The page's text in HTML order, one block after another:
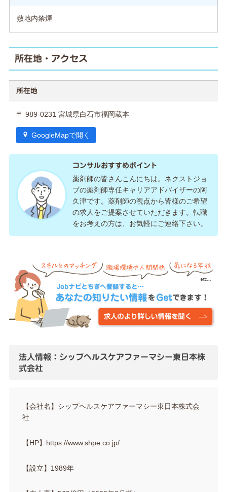
敷地内禁煙
所在地・アクセス
所在地
〒 989-0231 宮城県白石市福岡蔵本
GoogleMapで開く
コンサルおすすめポイント
薬剤師の皆さんこんにちは。ネクストジョ
ブの薬剤師専任キャリアアドバイザーの阿
久津です。薬剤師の視点から皆様のご希望
の求人をご提案させていただきます。転職
をお考えの方は、お気軽にご連絡下さい。
法人情報：シップヘルスケアファーマシー東日本株
式会社
【会社名】シップヘルスケアファーマシー東日本株式会
社
【HP】https://www.shpe.co.jp/
【設立】1989年